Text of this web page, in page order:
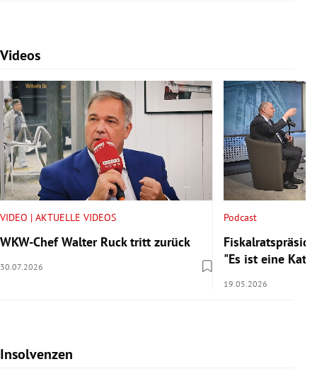
Videos
Slide 1 von 7
VIDEO | AKTUELLE VIDEOS
WKW-Chef Walter Ruck tritt zurück
30.07.2026
Podcast
"Es ist eine
19.05.2026
Insolvenzen
Slide 1 von 7